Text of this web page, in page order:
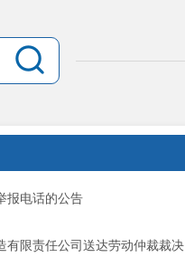
报电话的公告
有限责任公司送达劳动仲裁裁决